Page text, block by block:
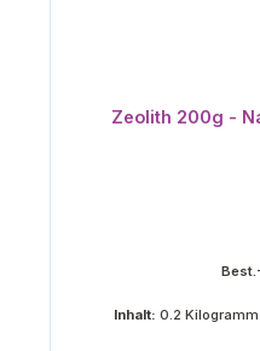
Zeolith 200g -
Inhalt: 0.2 Kilogramm